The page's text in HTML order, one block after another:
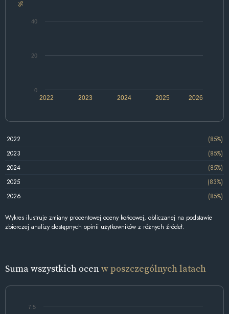
%
2022 2024 2026
2023 2025
0
20
40
2022
(85%)
2023
(85%)
2024
(85%)
2025
(83%)
2026
(85%)
Wykres ilustruje zmiany procentowej oceny końcowej, obliczanej na podstawie
zbiorczej analizy dostępnych opinii użytkowników z różnych źródeł.
Suma wszystkich ocenw poszczególnych latach
7.5